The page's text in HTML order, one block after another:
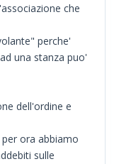
che
perche'
una stanza puo'
dell'ordine e
ora abbiamo
sulle